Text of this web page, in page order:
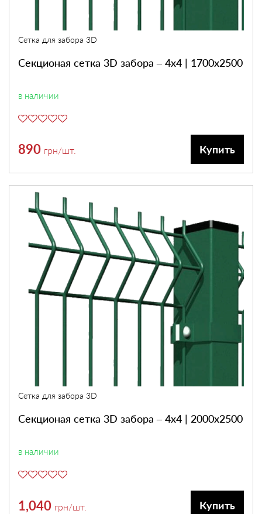
Сетка для забора 3D
Секционая сетка 3D забора – 4х4 | 1700х2500
в наличии
890 грн/шт. Купить
Сетка для забора 3D
Секционая сетка 3D забора – 4х4 | 2000х2500
в наличии
1,040 грн/шт. Купить